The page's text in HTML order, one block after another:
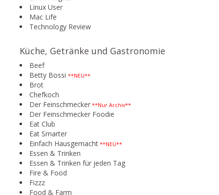
Linux User
Mac Life
Technology Review
Küche, Getränke und Gastronomie
Beef
Betty Bossi **NEU**
Brot
Chefkoch
Der Feinschmecker **Nur Archiv**
Der Feinschmecker Foodie
Eat Club
Eat Smarter
Einfach Hausgemacht **NEU**
Essen & Trinken
Essen & Trinken für jeden Tag
Fire & Food
Fizzz
Food & Farm